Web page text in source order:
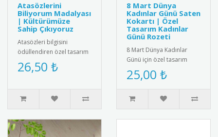
Atasözlerini
Biliyorum Madalyası
| Kültürümüze
Sahip Çıkıyoruz
Atasözleri bilgisini
ödüllendiren özel tasarım
madalya. Türk kültürünü
yaşatmak ve dil
26,50 ₺
8 Mart Dünya
Kadınlar Günü Saten
Kokartı | Özel
Tasarım Kadınlar
Günü Rozeti
8 Mart Dünya Kadınlar
Günü için özel tasarım
saten kokart.Yüksek kaliteli
kadife dokulu saten
kumaşt..
25,00 ₺